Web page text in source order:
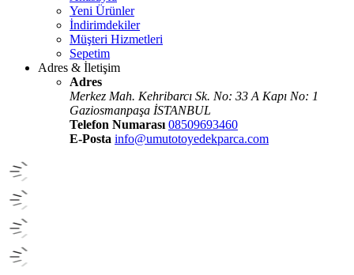
Yeni Ürünler
İndirimdekiler
Müşteri Hizmetleri
Sepetim
Adres & İletişim
Adres
Merkez Mah. Kehribarcı Sk. No: 33 A Kapı No: 1
Gaziosmanpaşa İSTANBUL
Telefon Numarası 08509693460
E-Posta info@umutotoyedekparca.com